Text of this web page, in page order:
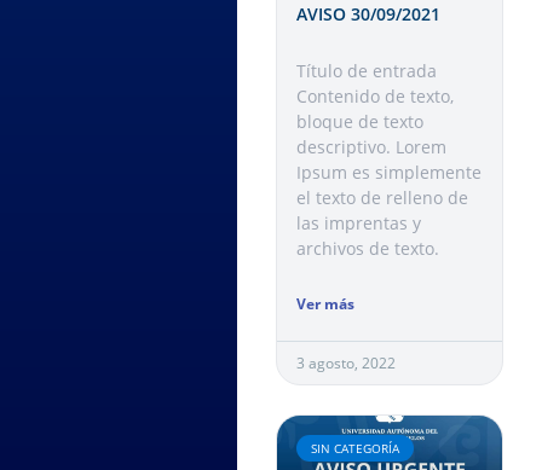
AVISO 30/09/2021
Título de entrada
Contenido de texto,
bloque de texto
descriptivo. Lorem
Ipsum es simplemente
el texto de relleno de
las imprentas y
archivos de texto.
Ver más
3 agosto, 2022
SIN CATEGORÍA